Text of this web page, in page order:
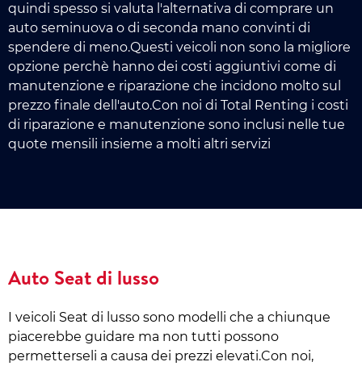
quindi spesso si valuta l'alternativa di comprare un
auto seminuova o di seconda mano convinti di
spendere di meno.Questi veicoli non sono la migliore
opzione perchè hanno dei costi aggiuntivi come di
manutenzione e riparazione che incidono molto sul
prezzo finale dell'auto.Con noi di Total Renting i costi
di riparazione e manutenzione sono inclusi nelle tue
quote mensili insieme a molti altri servizi
Auto Seat di lusso
I veicoli Seat di lusso sono modelli che a chiunque
piacerebbe guidare ma non tutti possono
permetterseli a causa dei prezzi elevati.Con noi,